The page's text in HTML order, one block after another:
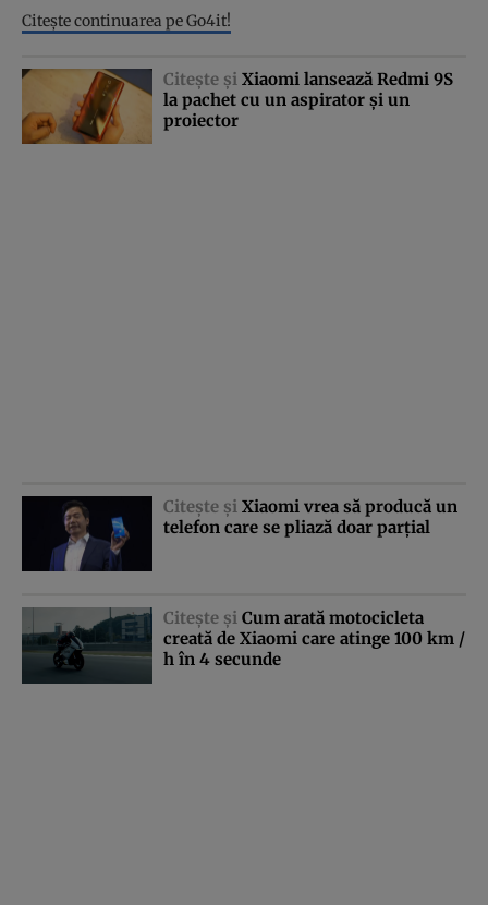
Citeşte continuarea pe Go4it!
Citeşte şi Xiaomi lansează Redmi 9S
la pachet cu un aspirator şi un
proiector
Citeşte şi Xiaomi vrea să producă un
telefon care se pliază doar parţial
Citeşte şi Cum arată motocicleta
creată de Xiaomi care atinge 100 km /
h în 4 secunde